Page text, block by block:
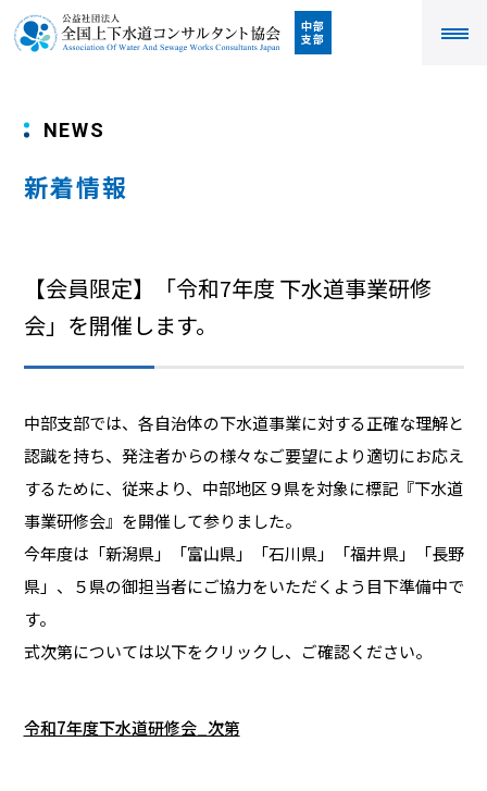
中部
支部
NEWS
新着情報
【会員限定】「令和7年度 下水道事業研修
会」を開催します。
中部支部では、各自治体の下水道事業に対する正確な理解と
認識を持ち、発注者からの様々なご要望により適切にお応え
するために、従来より、中部地区９県を対象に標記『下水道
事業研修会』を開催して参りました。
今年度は「新潟県」「富山県」「石川県」「福井県」「長野
県」、５県の御担当者にご協力をいただくよう目下準備中で
す。
式次第については以下をクリックし、ご確認ください。
令和7年度下水道研修会_次第